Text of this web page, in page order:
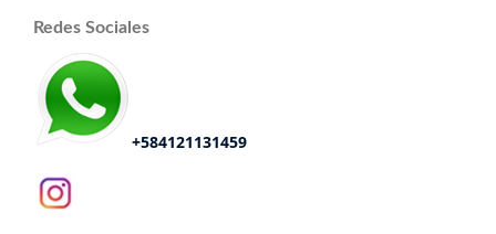
Redes Sociales
+584121131459